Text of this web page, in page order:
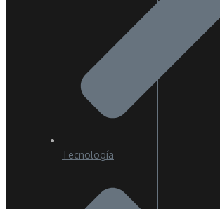
Tecnología